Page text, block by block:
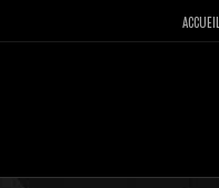
ACCUEIL